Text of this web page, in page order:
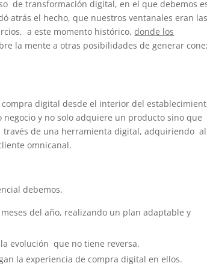
de transformación digital, en el que debemos
atrás el hecho, que nuestros ventanales eran las
a este momento histórico,donde los
la mente a otras posibilidades de generar
digital desde el interior del
y no solo adquiere un producto sino que
de una herramienta digital, adquiriendo al
omnicanal.
debemos.
del año, realizando un plan adaptable y
evolución que no tiene reversa.
la experiencia de compra digital en ellos.